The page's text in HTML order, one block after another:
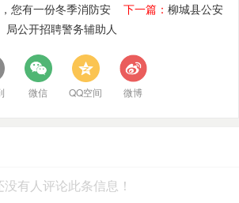
您有一份冬季消防安 下一篇： 柳城县公安
局公开招聘警务辅助人
微信 QQ空间 微博
没有人评论此条信息！